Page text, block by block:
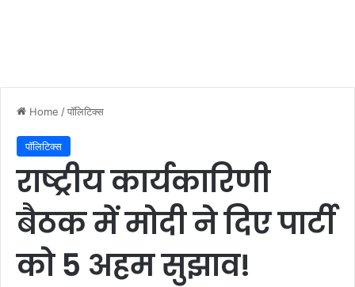
Home /पॉलिटिक्स
पॉलिटिक्स
राष्ट्रीय कार्यकारिणी
बैठक में मोदी ने दिए पार्टी
को 5 अहम सुझाव!